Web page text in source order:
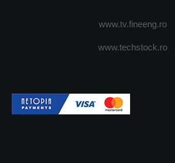
www.tv.fineeng.ro
www.techstock.ro